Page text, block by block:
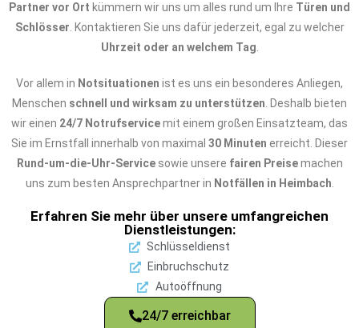
Partner vor Ort kümmern wir uns um alles rund um Ihre Türen und
Schlösser . Kontaktieren Sie uns dafür jederzeit, egal zu welcher
Uhrzeit oder an welchem Tag
Vor allem in Notsituationen ist es uns ein besonderes Anliegen,
Menschen schnell und wirksam zu unterstützen . Deshalb bieten
wir einen 24/7 Notrufservicemit einem großen Einsatzteam, das
Sie im Ernstfall innerhalb von maximal 30 Minuten erreicht. Dieser
Rund-um-die-Uhr-Servicesowie unsere fairen Preisemachen
uns zum besten Ansprechpartner in Notfällen in Heimbach
Erfahren Sie mehr über unsere umfangreichen
Dienstleistungen:
Schlüsseldienst
Einbruchschutz
Autoöffnung
24/7 erreichbar